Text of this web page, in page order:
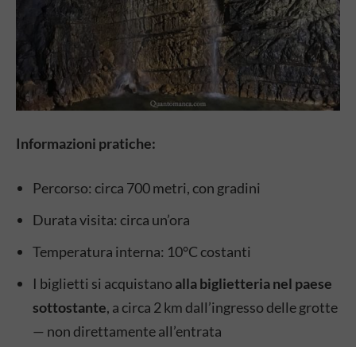
Informazioni pratiche:
Percorso: circa 700 metri, con gradini
Durata visita: circa un’ora
Temperatura interna: 10°C costanti
I biglietti si acquistano alla biglietteria nel paese
sottostante, a circa 2 km dall’ingresso delle grotte
— non direttamente all’entrata